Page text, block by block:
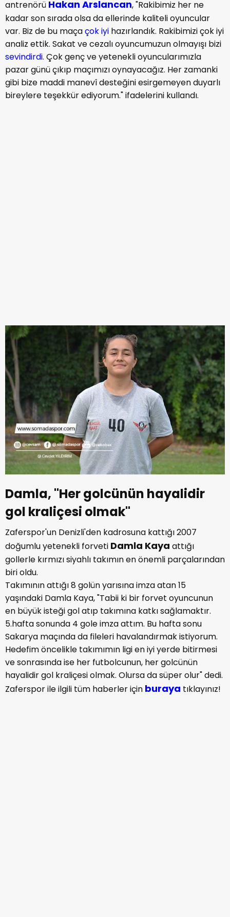
antrenörü Hakan Arslancan, "Rakibimiz her ne
kadar son sırada olsa da ellerinde kaliteli oyuncular
var. Biz de bu maçaçok iyi hazırlandık. Rakibimizi çok iyi
analiz ettik. Sakat ve cezalı oyuncumuzun olmayışı bizi
sevindirdi. Çok genç ve yetenekli oyuncularımızla
pazar günü çıkıp maçımızı oynayacağız. Her zamanki
gibi bize maddi manevî desteğini esirgemeyen duyarlı
bireylere teşekkür ediyorum." ifadelerini kullandı.
Damla, "Her golcünün hayalidir
gol kraliçesi olmak"
Zaferspor'un Denizli'den kadrosuna kattığı 2007
doğumlu yetenekli forveti Damla Kaya attığı
gollerle kırmızı siyahlı takımın en önemli parçalarından
biri oldu.
Takımının attığı 8 golün yarısına imza atan 15
yaşındaki Damla Kaya, "Tabii ki bir forvet oyuncunun
en büyük isteği gol atıp takımına katkı sağlamaktır.
5.hafta sonunda 4 gole imza attım. Bu hafta sonu
Sakarya maçında da fileleri havalandırmak istiyorum.
Hedefim öncelikle takımımın ligi en iyi yerde bitirmesi
ve sonrasında ise her futbolcunun, her golcünün
hayalidir gol kraliçesi olmak. Olursa da süper olur" dedi.
Zaferspor ile ilgili tüm haberler için buraya tıklayınız!